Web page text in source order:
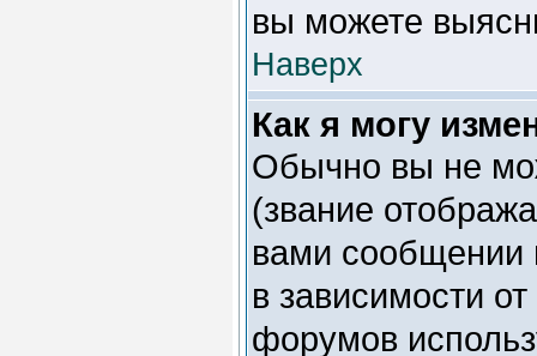
вы можете
Наверх
Как я могу
Обычно вы не
(звание
вами сообщении
в зависимости
форумов